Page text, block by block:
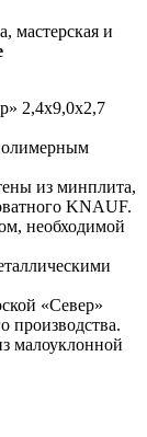
мастерская и
2,4х9,0х2,7
из минплита,
KNAUF.
необходимой
«Север»
производства.
малоуклонной